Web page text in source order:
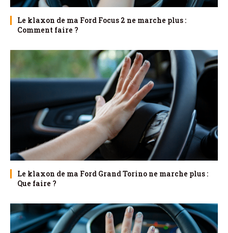
Le klaxon de ma Ford Focus 2 ne marche plus :
Comment faire ?
Le klaxon de ma Ford Grand Torino ne marche plus :
Que faire ?